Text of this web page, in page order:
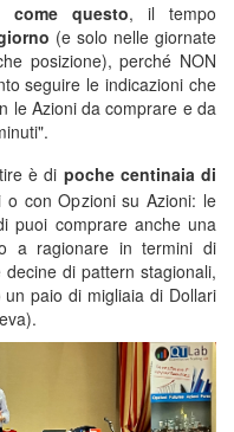
come questo, il tempo
(e solo nelle giornate
posizione), perché NON
seguire le indicazioni che
le Azioni da comprare e da
è di poche centinaia di
con Opzioni su Azioni: le
puoi comprare anche una
a ragionare in termini di
di pattern stagionali,
paio di migliaia di Dollari